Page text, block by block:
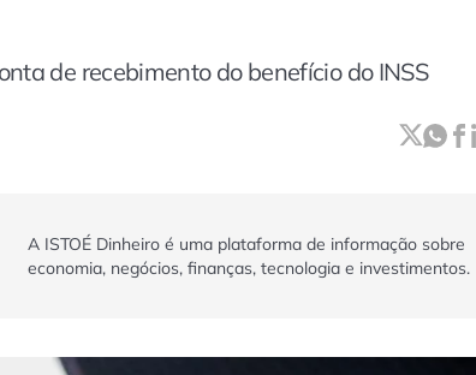
de recebimento do benefício do INSS
A ISTOÉ Dinheiro é uma plataforma de informação sobre
economia, negócios, finanças, tecnologia e investimentos.